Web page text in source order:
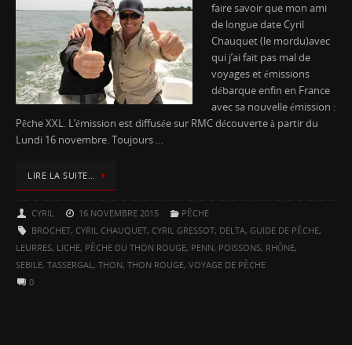
faire savoir que mon ami
de longue date Cyril
Chauquet (le mordu)avec
qui j’ai fait pas mal de
voyages et émissions
débarque enfin en France
avec sa nouvelle émission :
Pêche XXL. L’émission est diffusée sur RMC découverte à partir du
Lundi 16 novembre. Toujours …
LIRE LA SUITE…
CYRIL 16 NOVEMBRE 2015
PÊCHE
BROCHET, CYRIL CHAUQUET, CYRIL GRESSOT, DELTA, GUIDE DE PÊCHE,
LEURRES, LICHE, PÊCHE DU THON ROUGE, PENN, POISSONS, RHÔNE,
SEBILE, TASSERGAL , THON, THON ROUGE, VOYAGE DE PÊCHE
0